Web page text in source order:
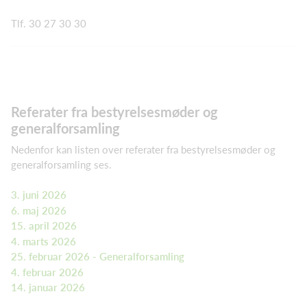
Tlf. 30 27 30 30
Referater fra bestyrelsesmøder og
generalforsamling
Nedenfor kan listen over referater fra bestyrelsesmøder og
generalforsamling ses.
3. juni 2026
6. maj 2026
15. april 2026
4. marts 2026
25. februar 2026 - Generalforsamling
4. februar 2026
14. januar 2026